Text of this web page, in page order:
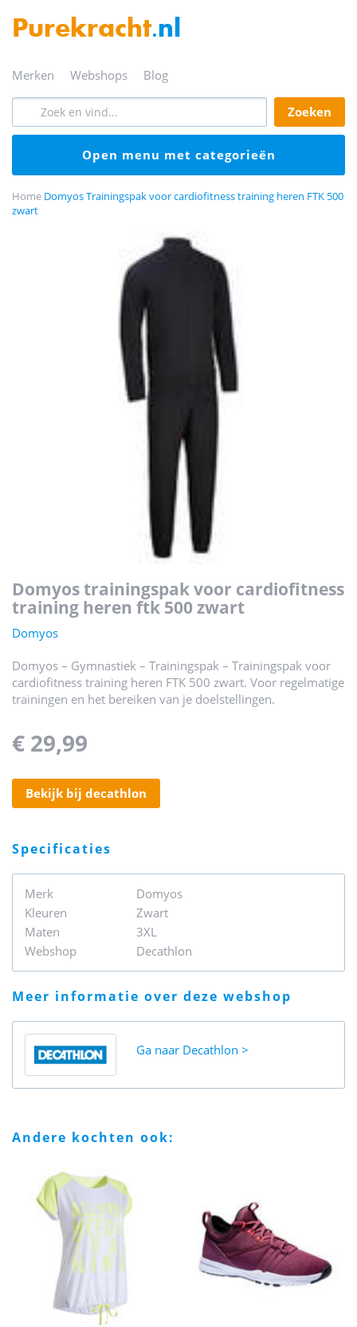
Purekracht.nl
merken webshops blog
zoeken
open menu met categorieën
Home Domyos Trainingspak voor cardiofitness training heren FTK 500
zwart
domyos trainingspak voor cardiofitness
training heren ftk 500 zwart
Domyos
Domyos – Gymnastiek – Trainingspak – Trainingspak voor
cardiofitness training heren FTK 500 zwart. Voor regelmatige
trainingen en het bereiken van je doelstellingen.
€ 29,99
bekijk bij decathlon
specificaties
Merk
Domyos
Kleuren
Zwart
Maten
3XL
Webshop
Decathlon
meer informatie over deze webshop
Ga naar Decathlon
andere kochten ook: